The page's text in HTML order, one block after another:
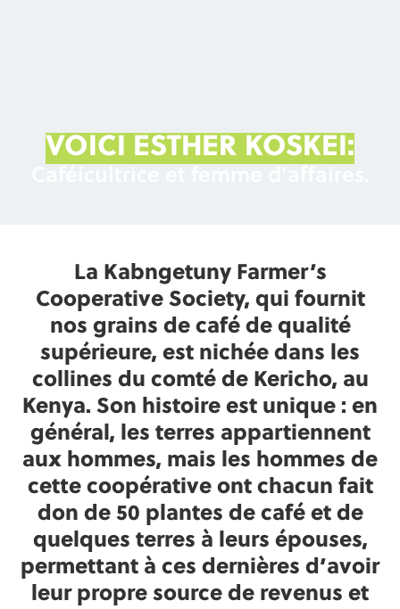
VOICI ESTHER KOSKEI:
La Kabngetuny Farmer’s
Cooperative Society, qui fournit
nos grains de café de qualité
supérieure, est nichée dans les
collines du comté de Kericho, au
Kenya. Son histoire est unique : en
général, les terres appartiennent
aux hommes, mais les hommes de
cette coopérative ont chacun fait
don de 50 plantes de café et de
quelques terres à leurs épouses,
permettant à ces dernières d’avoir
leur propre source de revenus et